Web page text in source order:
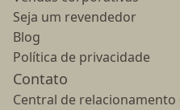
Seja um revendedor
Blog
Política de privacidade
Contato
Central de